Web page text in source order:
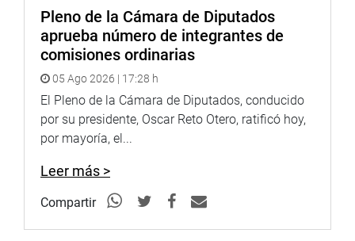
Pleno de la Cámara de Diputados
aprueba número de integrantes de
comisiones ordinarias
05 Ago 2026 | 17:28 h
El Pleno de la Cámara de Diputados, conducido
por su presidente, Oscar Reto Otero, ratificó hoy,
por mayoría, el...
Leer más >
Compartir